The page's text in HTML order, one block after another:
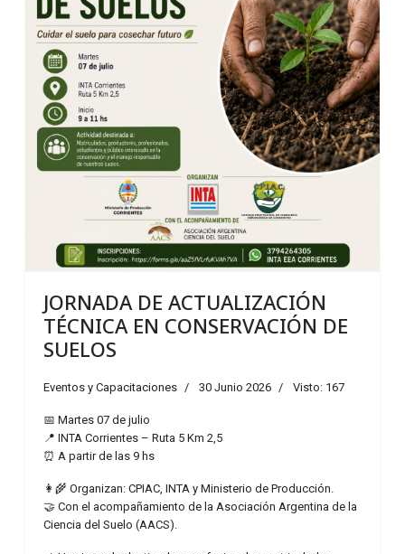
JORNADA DE ACTUALIZACIÓN
TÉCNICA EN CONSERVACIÓN DE
SUELOS
Eventos y Capacitaciones 30 Junio 2026 Visto: 167
📅 Martes 07 de julio
📍 INTA Corrientes – Ruta 5 Km 2,5
⏰ A partir de las 9 hs
👩‍🌾 Organizan: CPIAC, INTA y Ministerio de Producción.
🤝 Con el acompañamiento de la Asociación Argentina de la
Ciencia del Suelo (AACS).